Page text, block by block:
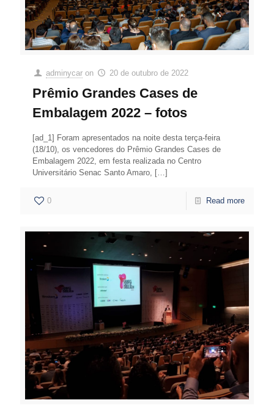
adminycar on 20 de outubro de 2022
Prêmio Grandes Cases de
Embalagem 2022 – fotos
[ad_1] Foram apresentados na noite desta terça-feira
(18/10), os vencedores do Prêmio Grandes Cases de
Embalagem 2022, em festa realizada no Centro
Universitário Senac Santo Amaro, […]
0 Read more